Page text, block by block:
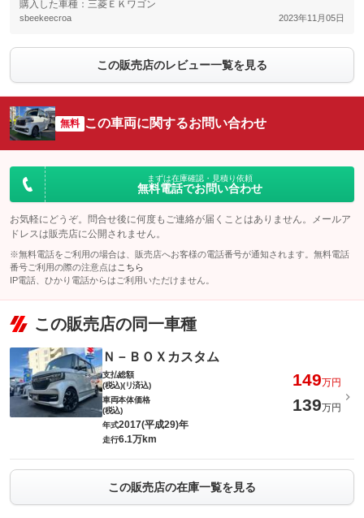
購入した車種：三菱ＥＫワゴン
sbeekeecroa 2023年11月05日
この販売店のレビュー一覧を見る
無料 この車両に関するお問い合わせ
まずは在庫確認・見積り依頼
無料電話でお問い合わせ
お気軽にどうぞ。問合せ後に何度もご連絡が届くことはありません。メールア
ドレスは販売店に公開されません。
※無料電話をご利用の場合は、販売店へお客様の電話番号が通知されます。無料電話
番号ご利用の際の注意点は こちら
IP電話、ひかり電話からはご利用いただけません。
この販売店の同一車種
Ｎ－ＢＯＸカスタム
支払総額
(税込)(リ済込)
149万円
車両本体価格
(税込)
139万円
年式2017(平成29)年
走行6.1万km
この販売店の在庫一覧を見る